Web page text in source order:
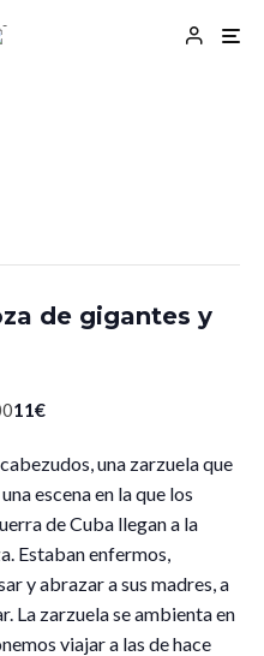
de gigantes y
11€
una zarzuela que
escena en la que los
de Cuba llegan a la
Estaban enfermos,
y abrazar a sus madres, a
La zarzuela se ambienta en
viajar a las de hace